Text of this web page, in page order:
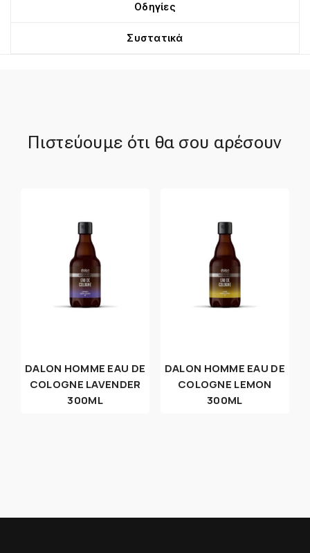
Οδηγίες
Συστατικά
Πιστεύουμε ότι θα σου αρέσουν
DALON HOMME EAU DE
COLOGNE LAVENDER
300ML
DALON HOMME EAU DE
COLOGNE LEMON
300ML